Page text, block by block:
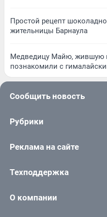
Простой рецепт
жительницы Барнаула
Медведицу Майю, жившую
познакомили с
Сообщить новость
Рубрики
Реклама на сайте
Техподдержка
О компании